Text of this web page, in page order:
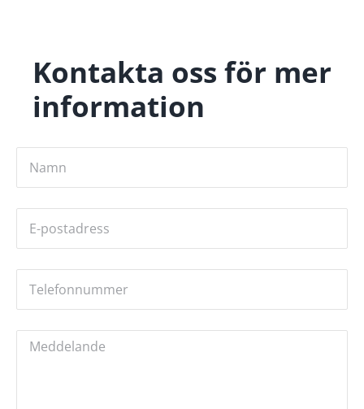
Kontakta oss för mer
information